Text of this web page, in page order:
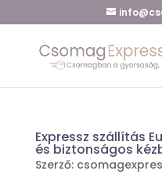
Expressz szállítás
és biztonságos
Szerző: